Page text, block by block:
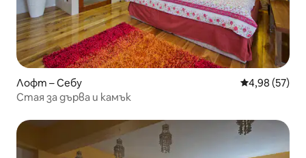
Лофт – Себу Средна
4,98 (57)
Стая за дърва и камък